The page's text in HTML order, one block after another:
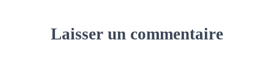
Laisser un commentaire